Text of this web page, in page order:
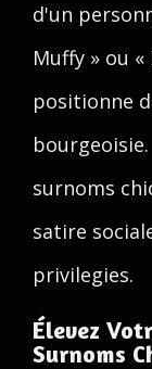
d'un
Muffy » ou
positionne
surnoms
satire
privilegies.
Élevez
Surnoms